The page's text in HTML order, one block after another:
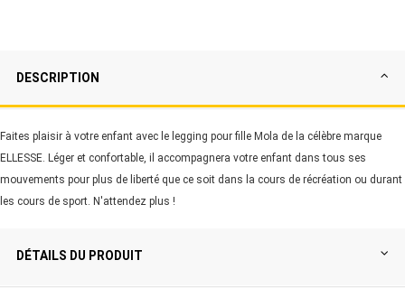
DESCRIPTION
Faites plaisir à votre enfant avec le legging pour fille Mola de la célèbre marque
ELLESSE. Léger et confortable, il accompagnera votre enfant dans tous ses
mouvements pour plus de liberté que ce soit dans la cours de récréation ou durant
les cours de sport. N'attendez plus !
DÉTAILS DU PRODUIT